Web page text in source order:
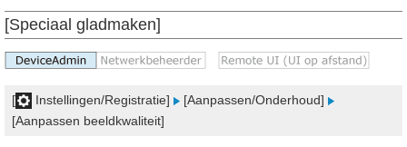
[Speciaal gladmaken]
[ Instellingen/Registratie]
[Aanpassen/Onderhoud]
[Aanpassen beeldkwaliteit]